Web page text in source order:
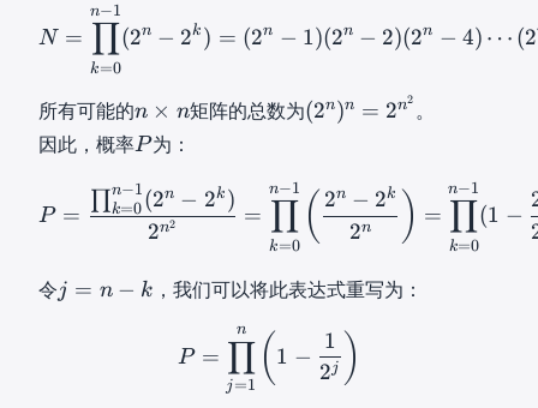
o
,
u
T
o
,
T
_
2
^
{
n
}
b
F
}
2
^
-
1
_
n
1
k
2
n
-
2
{
-
1
(
n
,
F
2
)
G
L
,
N =
k=0
∏
n−1
(2n − 2k ) = (2n − 1)(2n − 2)(2n − 4) ⋯ (2
所有可能的n
×
n
\
m
n × n矩阵的总数为(
)
n
=
n
(
(2n)n = 2n2 。
因此，概率P
P为：
P= ∏k= 0n− 1( −2k
P =
2n2
k=0
n−1(2n − 2k )
=
k=0
∏
n−1
( 2n
2n − 2k ) =
k=0
∏
n−1
(1 −
令jj = n − k ，我们可以将此表达式重写为：
P j=1
P =
j =1
∏
n ( 1 −
2j
1 )